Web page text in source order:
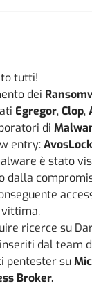
tutti!
dei
Egregor,Clop,
di
entry:
è stato
dalla
ricerce su
dal team
pentester su
Broker.